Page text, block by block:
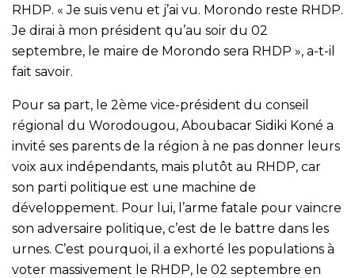
RHDP. « Je suis venu et j’ai vu. Morondo reste RHDP.
Je dirai à mon président qu’au soir du 02
septembre, le maire de Morondo sera RHDP », a-t-il
fait savoir.
Pour sa part, le 2ème vice-président du conseil
régional du Worodougou, Aboubacar Sidiki Koné a
invité ses parents de la région à ne pas donner leurs
voix aux indépendants, mais plutôt au RHDP, car
son parti politique est une machine de
développement. Pour lui, l’arme fatale pour vaincre
son adversaire politique, c’est de le battre dans les
urnes. C’est pourquoi, il a exhorté les populations à
voter massivement le RHDP, le 02 septembre en